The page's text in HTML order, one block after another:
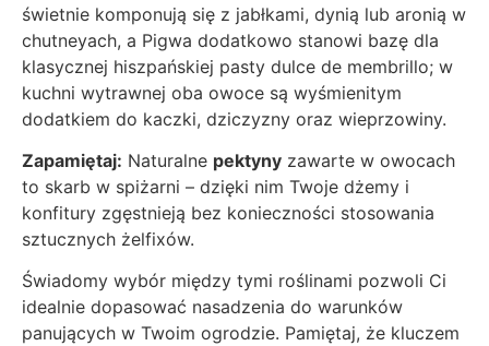
świetnie komponują się z jabłkami, dynią lub aronią w
chutneyach, a Pigwa dodatkowo stanowi bazę dla
klasycznej hiszpańskiej pasty dulce de membrillo; w
kuchni wytrawnej oba owoce są wyśmienitym
dodatkiem do kaczki, dziczyzny oraz wieprzowiny.
Zapamiętaj: Naturalne pektyny zawarte w owocach
to skarb w spiżarni – dzięki nim Twoje dżemy i
konfitury zgęstnieją bez konieczności stosowania
sztucznych żelfixów.
Świadomy wybór między tymi roślinami pozwoli Ci
idealnie dopasować nasadzenia do warunków
panujących w Twoim ogrodzie. Pamiętaj, że kluczem